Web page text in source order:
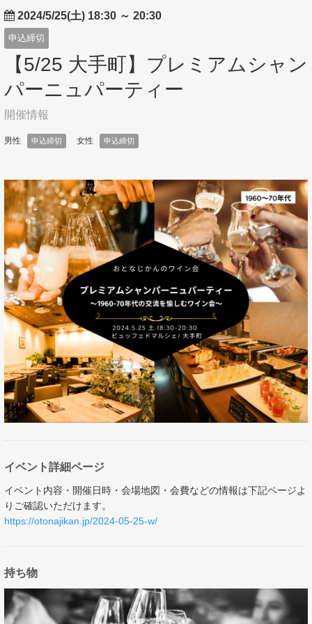
2024/5/25(土) 18:30 ～ 20:30
申込締切
【5/25 大手町】プレミアムシャン
パーニュパーティー
開催情報
男性 申込締切 女性 申込締切
イベント詳細ページ
イベント内容・開催日時・会場地図・会費などの情報は下記ページよ
りご確認いただけます。
https://otonajikan.jp/2024-05-25-w/
持ち物